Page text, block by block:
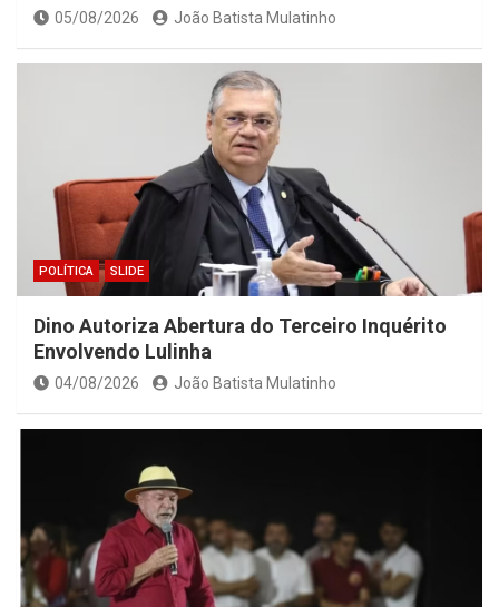
05/08/2026 João Batista Mulatinho
POLÍTICA SLIDE
Dino Autoriza Abertura do Terceiro Inquérito
Envolvendo Lulinha
04/08/2026 João Batista Mulatinho